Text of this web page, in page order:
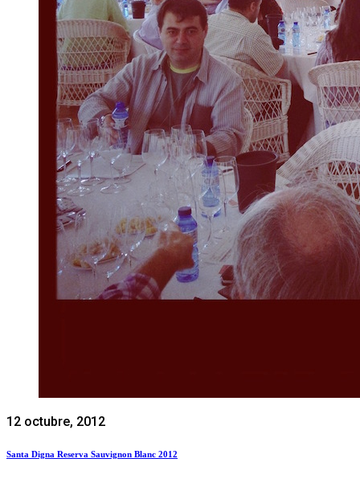
12 octubre, 2012
Santa Digna Reserva Sauvignon Blanc 2012